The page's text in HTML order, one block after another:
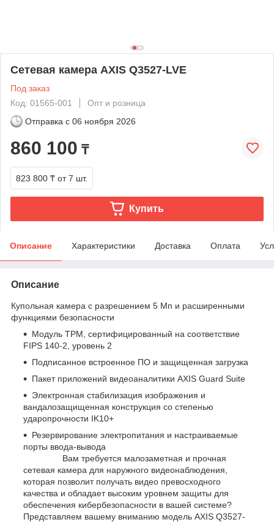
Сетевая камера AXIS Q3527-LVE
Под заказ
Код: 01565-001
Опт и розница
Отправка с 06 ноября 2026
860 100 ₸
823 800 ₸ от 7 шт.
Купить
Описание Характеристики Доставка Оплата
Описание
Купольная камера с разрешением 5 Мп и расширенными
функциями безопасности
Модуль TPM, сертифицированный на соответствие
FIPS 140-2, уровень 2
Подписанное встроенное ПО и защищенная загрузка
Пакет приложений видеоаналитики AXIS Guard Suite
Электронная стабилизация изображения и
вандалозащищенная конструкция со степенью
ударопрочности IK10+
Резервирование электропитания и настраиваемые
порты ввода-вывода
Вам требуется малозаметная и прочная
сетевая камера для наружного видеонаблюдения,
которая позволит получать видео превосходного
качества и обладает высоким уровнем защиты для
обеспечения кибербезопасности в вашей системе?
Представляем вашему вниманию модель AXIS Q3527-